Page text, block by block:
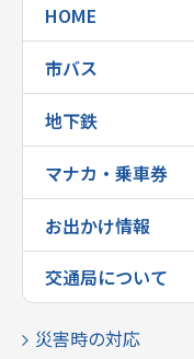
HOME
市バス
地下鉄
マナカ・乗車券
お出かけ情報
交通局について
災害時の対応